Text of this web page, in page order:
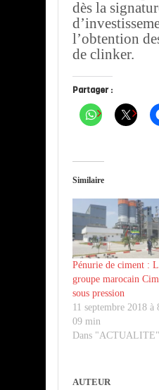
dès la
l’obtention
de clinker.
Partager :
Similaire
Pénurie de ciment :
groupe marocain
sous pression
11 septembre 2018 à
09 min
Dans "ACTUALITE"
AUTEUR